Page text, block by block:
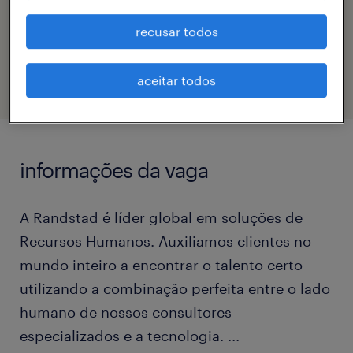
eTalent_JP-181030
informações da vaga
A Randstad é líder global em soluções de
Recursos Humanos. Auxiliamos clientes no
mundo inteiro a encontrar o talento certo
utilizando a combinação perfeita entre o lado
humano de nossos consultores
especializados e a tecnologia. ...
recusar todos
aceitar todos